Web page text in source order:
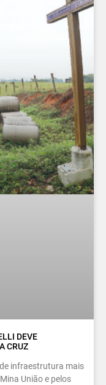
DEVE
CRUZ
infraestrutura mais
União e pelos